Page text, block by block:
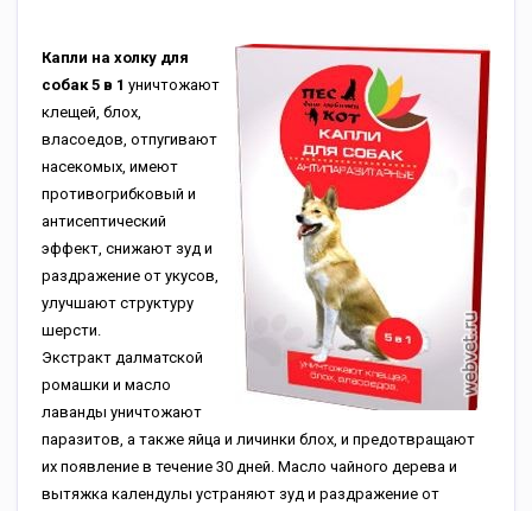
Капли на холку для
собак 5 в 1 уничтожают
клещей, блох,
власоедов, отпугивают
насекомых, имеют
противогрибковый и
антисептический
эффект, снижают зуд и
раздражение от укусов,
улучшают структуру
шерсти.
Экстракт далматской
ромашки и масло
лаванды уничтожают
паразитов, а также яйца и личинки блох, и предотвращают
их появление в течение 30 дней. Масло чайного дерева и
вытяжка календулы устраняют зуд и раздражение от